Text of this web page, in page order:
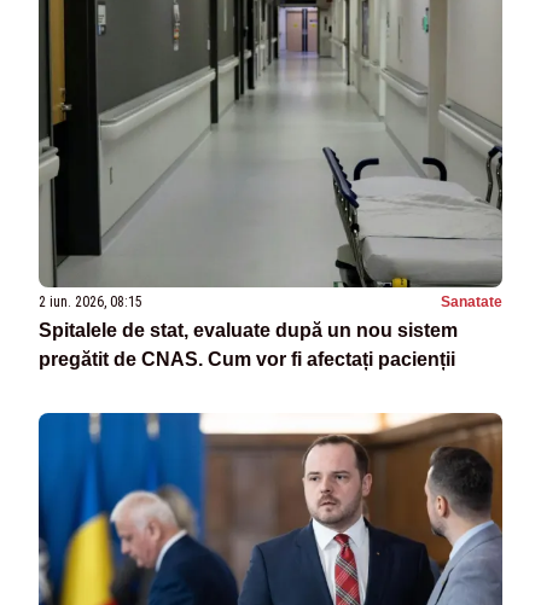
2 iun. 2026, 08:15 Sanatate
Spitalele de stat, evaluate după un nou sistem
pregătit de CNAS. Cum vor fi afectați pacienții